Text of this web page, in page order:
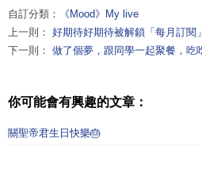
自訂分類：
《Mood》My live
上一則： 好期待好期待被解鎖「每月訂
下一則： 做了個夢，跟同學一起聚餐，吃
你可能會有興趣的文章：
關聖帝君生日快樂🎂